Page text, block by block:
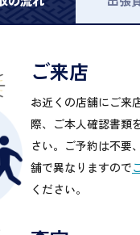
ご来店
お近くの店舗にご来
際、ご本人確認書類
さい。ご予約は不要
舗で異なりますので
ください。